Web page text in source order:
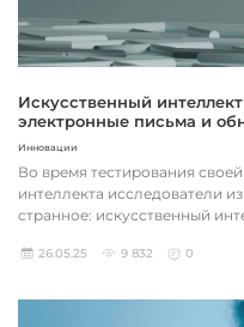
Искусственный
электронные письма и
Инновации
Во время тестирования
интеллекта исследователи
странное: искусственный
26.05.25 9 832 0